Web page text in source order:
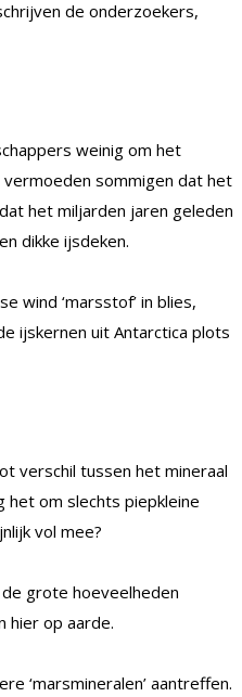
de onderzoekers,
weinig om het
sommigen dat het
het miljarden jaren geleden
dikke ijsdeken.
wind ‘marsstof’ in blies,
ijskernen uit Antarctica plots
verschil tussen het mineraal
het om slechts piepkleine
vol mee?
grote hoeveelheden
hier op aarde.
‘marsmineralen’ aantreffen.